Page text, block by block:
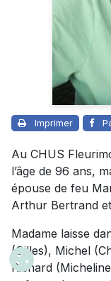
Imprimer
Au CHUS
l’âge de 96 ans,
épouse de feu
Arthur Bertrand
Madame laisse
(Gilles), Michel
Richard